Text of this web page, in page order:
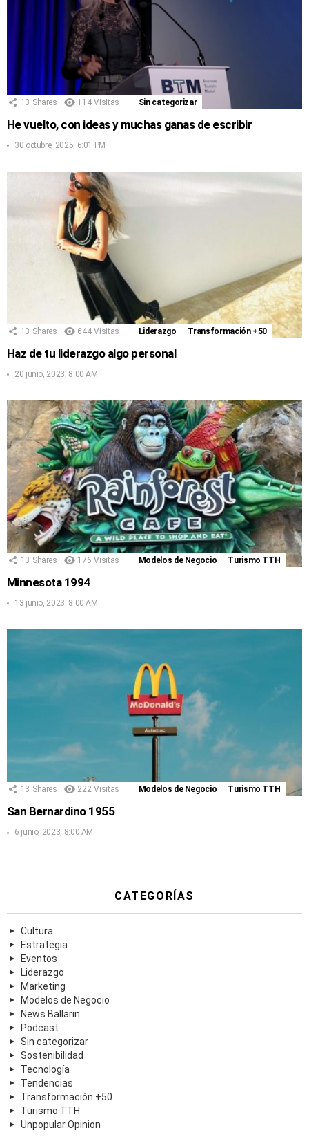
13 Shares 114 Visitas Sin categorizar
He vuelto, con ideas y muchas ganas de escribir
30 octubre, 2025, 6:01 PM
13 Shares 644 Visitas Liderazgo Transformación +50
Haz de tu liderazgo algo personal
20 junio, 2023, 8:00 AM
13 Shares 176 Visitas Modelos de Negocio Turismo TTH
Minnesota 1994
13 junio, 2023, 8:00 AM
13 Shares 222 Visitas Modelos de Negocio Turismo TTH
San Bernardino 1955
6 junio, 2023, 8:00 AM
CATEGORÍAS
Cultura
Estrategia
Eventos
Liderazgo
Marketing
Modelos de Negocio
News Ballarin
Podcast
Sin categorizar
Sostenibilidad
Tecnología
Tendencias
Transformación +50
Turismo TTH
Unpopular Opinion